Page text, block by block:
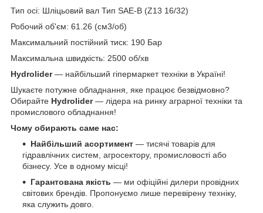
Тип осі: Шліцьовий вал Тип SAE-B (Z13 16/32)
Робочий об'єм: 61.26 (см3/об)
Максимальний постійний тиск: 190 Бар
Максимальна швидкість: 2500 об/хв
Hydrolider— найбільший гіпермаркет техніки в Україні!
Шукаєте потужне обладнання, яке працює безвідмовно?
Обирайте Hydrolider— лідера на ринку аграрної техніки та
промислового обладнання!
Чому обирають саме нас:
Найбільший асортимент — тисячі товарів для
гідравлічних систем, агросектору, промисловості або
бізнесу. Усе в одному місці!
Гарантована якість — ми офіційні дилери провідних
світових брендів. Пропонуємо лише перевірену техніку,
яка служить довго.